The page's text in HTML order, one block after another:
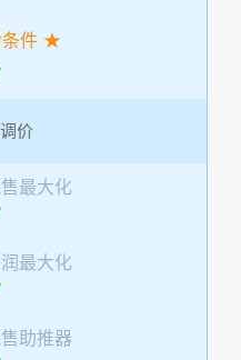
件
价
最大化
最大化
助推器